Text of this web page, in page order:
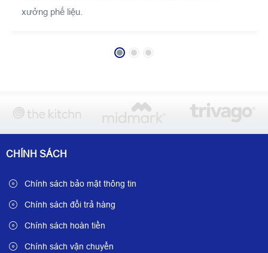
xưởng phế liệu.
CHÍNH SÁCH
Chính sách bảo mật thông tin
Chính sách đổi trả hàng
Chính sách hoàn tiền
Chính sách vận chuyển